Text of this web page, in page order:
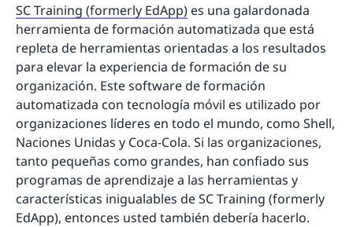
SC Training (formerly EdApp) es una galardonada
herramienta de formación automatizada que está
repleta de herramientas orientadas a los resultados
para elevar la experiencia de formación de su
organización. Este software de formación
automatizada con tecnología móvil es utilizado por
organizaciones líderes en todo el mundo, como Shell,
Naciones Unidas y Coca-Cola. Si las organizaciones,
tanto pequeñas como grandes, han confiado sus
programas de aprendizaje a las herramientas y
características inigualables de SC Training (formerly
EdApp), entonces usted también debería hacerlo.